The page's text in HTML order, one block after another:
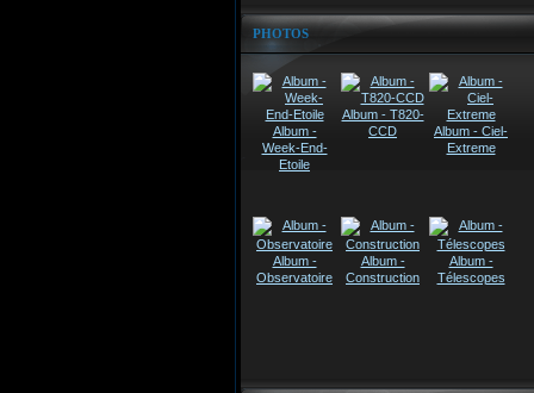
PHOTOS
Album -
Week-End-
Etoile
Album - T820-
CCD
Album - Ciel-
Extreme
Album -
Observatoire
Album -
Construction
Album -
Télescopes